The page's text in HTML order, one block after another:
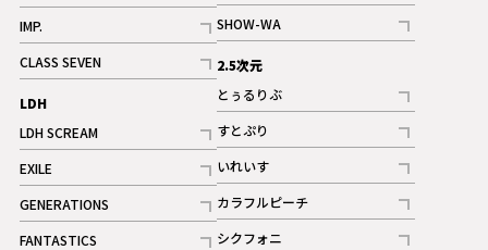
記事
IMP.
記事
CLASS SEVEN
記事
LDH
LDH SCREAM
記事
EXILE
記事
GENERATIONS
記事
FANTASTICS
記事
SHOW-WA
記事
2.5次元
とぅるりぶ
記事
すとぷり
記事
ギャラリー
いれいす
記事
ギャラリー
カラフルピーチ
記事
シクフォニ